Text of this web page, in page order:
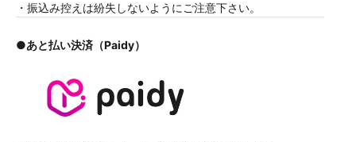
・振込み控えは紛失しないようにご注意下さい。
●あと払い決済（Paidy）